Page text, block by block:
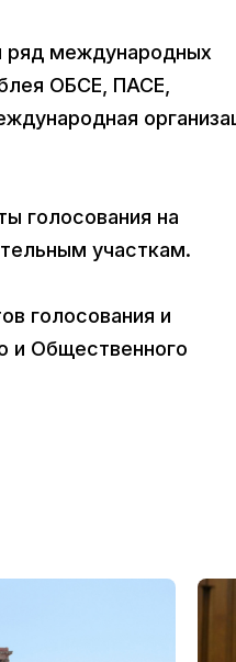
ряд международных
ОБСЕ, ПАСЕ,
голосования на
участкам.
голосования и
и Общественного